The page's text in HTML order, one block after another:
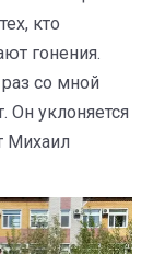
кто
гонения.
со мной
Он уклоняется
Михаил